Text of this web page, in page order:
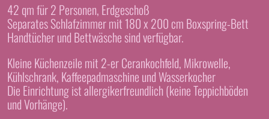
42 qm für 2 Personen, Erdgeschoß
Separates Schlafzimmer mit 180 x 200 cm Boxspring-Bett
Handtücher und Bettwäsche sind verfügbar.
Kleine Küchenzeile mit 2-er Cerankochfeld, Mikrowelle,
Kühlschrank, Kaffeepadmaschine und Wasserkocher
Die Einrichtung ist allergikerfreundlich (keine Teppichböden
und Vorhänge).